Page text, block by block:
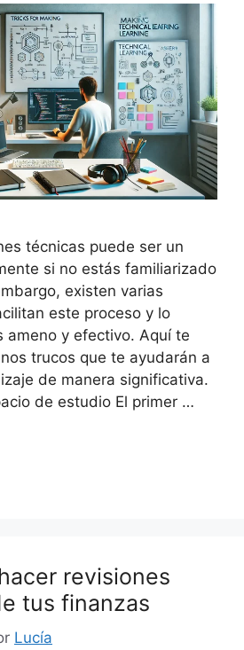
técnicas puede ser un
si no estás familiarizado
existen varias
este proceso y lo
ameno y efectivo. Aquí te
trucos que te ayudarán a
de manera significativa.
de estudio El primer …
revisiones
tus finanzas
Lucía